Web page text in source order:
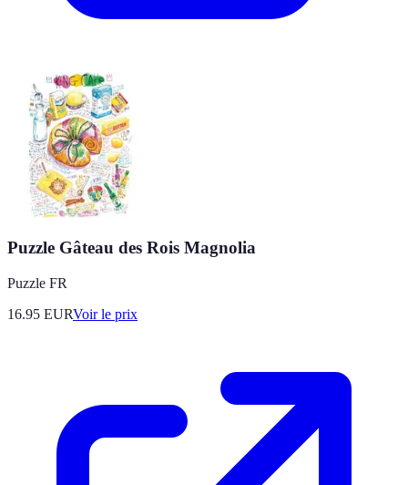
Puzzle Gâteau des Rois Magnolia
Puzzle FR
16.95 EURVoir le prix